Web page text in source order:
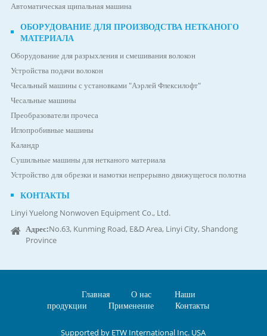
Автоматическая щипальная машина
ОБОРУДОВАНИЕ ДЛЯ ПРОИЗВОДСТВА НЕТКАНОГО
МАТЕРИАЛА
Оборудование для разрыхления и смешивания волокон
Устройства подачи волокон
Чесальный машины с установками "Аэрлей Флексилофт"
Чесальные машины
Преобразователи прочеса
Иглопробивные машины
Каландр
Сушильные машины для нетканого материала
Устройство для обрезки и намотки непрерывно движущегося полотна
КОНТАКТЫ
Linyi Yuelong Nonwoven Equipment Co., Ltd.
Адрес:No.63, Kunming Road, E&D Area, Linyi City, Shandong
Province
Главная О нас
Наши
продукции
Применение Контакты
Supported by ETW International Inc. USA